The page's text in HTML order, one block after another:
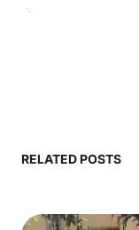
RELATED POSTS